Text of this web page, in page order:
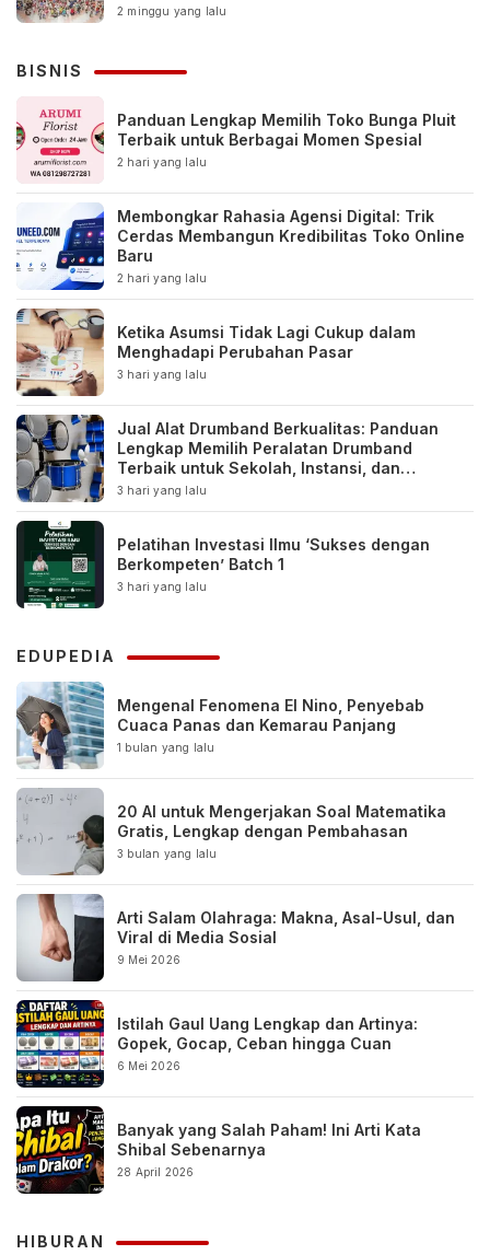
2 minggu yang lalu
BISNIS
Panduan Lengkap Memilih Toko Bunga Pluit
Terbaik untuk Berbagai Momen Spesial
2 hari yang lalu
Membongkar Rahasia Agensi Digital: Trik
Cerdas Membangun Kredibilitas Toko Online
Baru
2 hari yang lalu
Ketika Asumsi Tidak Lagi Cukup dalam
Menghadapi Perubahan Pasar
3 hari yang lalu
Jual Alat Drumband Berkualitas: Panduan
Lengkap Memilih Peralatan Drumband
Terbaik untuk Sekolah, Instansi, dan
Komunitas
3 hari yang lalu
Pelatihan Investasi Ilmu ‘Sukses dengan
Berkompeten’ Batch 1
3 hari yang lalu
EDUPEDIA
Mengenal Fenomena El Nino, Penyebab
Cuaca Panas dan Kemarau Panjang
1 bulan yang lalu
20 AI untuk Mengerjakan Soal Matematika
Gratis, Lengkap dengan Pembahasan
3 bulan yang lalu
Arti Salam Olahraga: Makna, Asal-Usul, dan
Viral di Media Sosial
9 Mei 2026
Istilah Gaul Uang Lengkap dan Artinya:
Gopek, Gocap, Ceban hingga Cuan
6 Mei 2026
Banyak yang Salah Paham! Ini Arti Kata
Shibal Sebenarnya
28 April 2026
HIBURAN